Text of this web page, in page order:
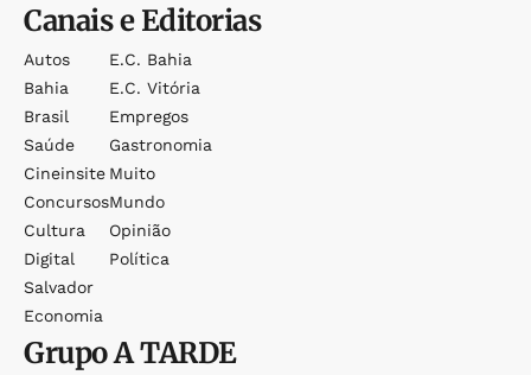
Canais e Editorias
Autos
Bahia
Brasil
Saúde
Cineinsite
Concursos
Cultura
Digital
Salvador
Economia
E.c. Bahia
E.c. Vitória
Empregos
Gastronomia
Muito
Mundo
Opinião
Política
GrupoA TARDE